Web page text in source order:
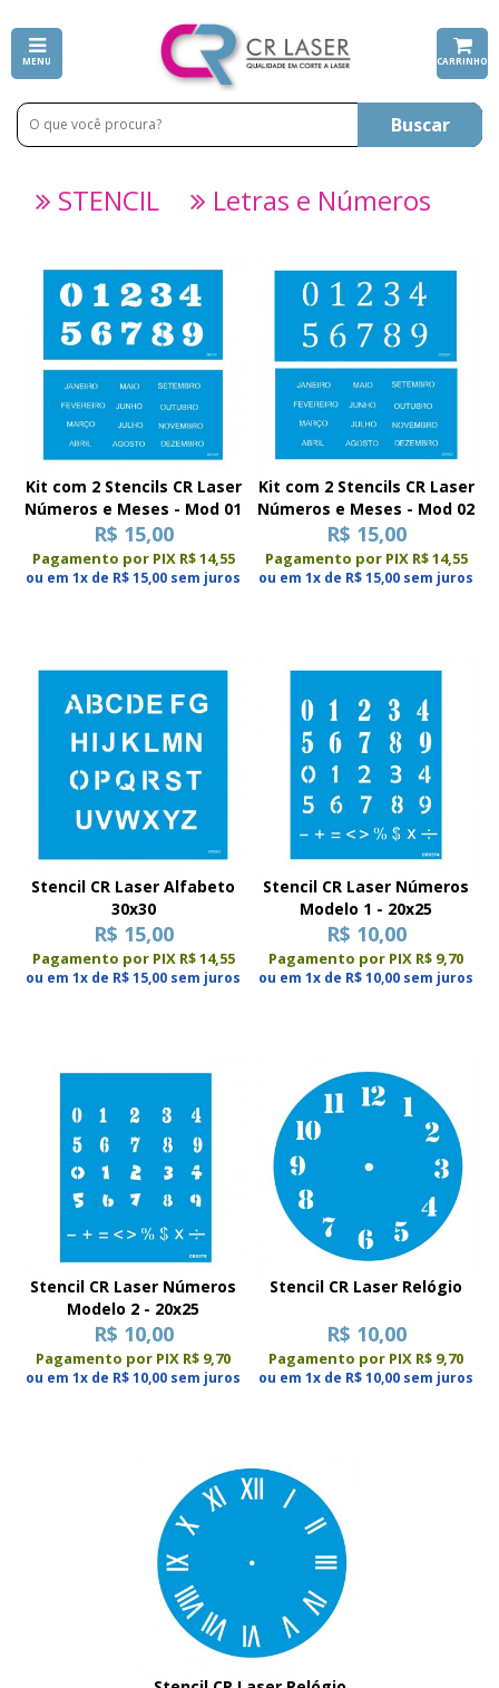
MENU CARRINHO
Buscar
STENCIL Letras e Números
Kit com 2 Stencils CR Laser
Números e Meses - Mod 01
R$ 15,00
Pagamento por PIX R$ 14,55
ou em 1x de R$ 15,00 sem juros
Kit com 2 Stencils CR Laser
Números e Meses - Mod 02
R$ 15,00
Pagamento por PIX R$ 14,55
ou em 1x de R$ 15,00 sem juros
Stencil CR Laser Alfabeto
30x30
R$ 15,00
Pagamento por PIX R$ 14,55
ou em 1x de R$ 15,00 sem juros
Stencil CR Laser Números
Modelo 1 - 20x25
R$ 10,00
Pagamento por PIX R$ 9,70
ou em 1x de R$ 10,00 sem juros
Stencil CR Laser Números
Modelo 2 - 20x25
R$ 10,00
Pagamento por PIX R$ 9,70
ou em 1x de R$ 10,00 sem juros
Stencil CR Laser Relógio
R$ 10,00
Pagamento por PIX R$ 9,70
ou em 1x de R$ 10,00 sem juros